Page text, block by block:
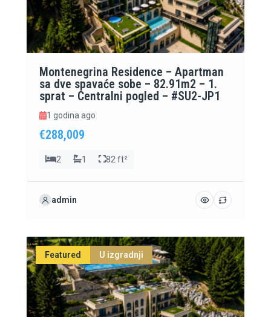
Montenegrina Residence – Apartman
sa dve spavaće sobe – 82.91m2 – 1.
sprat – Centralni pogled – #SU2-JP1
1 godina ago
€288,009
2 1 82 ft²
admin
Featured U izgradnji